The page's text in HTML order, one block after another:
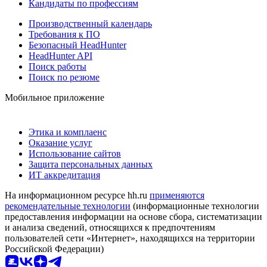
Кандидаты по профессиям
Производственный календарь
Требования к ПО
Безопасный HeadHunter
HeadHunter API
Поиск работы
Поиск по резюме
Мобильное приложение
Этика и комплаенс
Оказание услуг
Использование сайтов
Защита персональных данных
ИТ аккредитация
На информационном ресурсе hh.ru применяются
рекомендательные технологии (информационные технологии
предоставления информации на основе сбора, систематизации
и анализа сведений, относящихся к предпочтениям
пользователей сети «Интернет», находящихся на территории
Российской Федерации)